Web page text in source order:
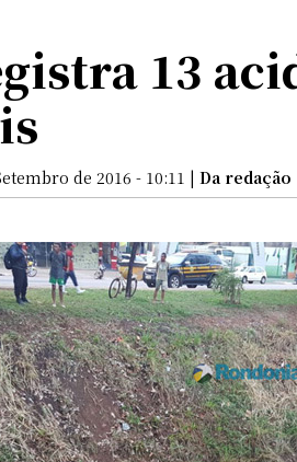
13
de 2016 - 10:11 | Da redação